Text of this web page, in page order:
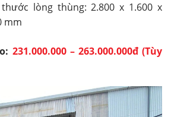
lòng thùng: 2.800 x 1.600 x
mm
231.000.000 – 263.000.000đ (Tùy